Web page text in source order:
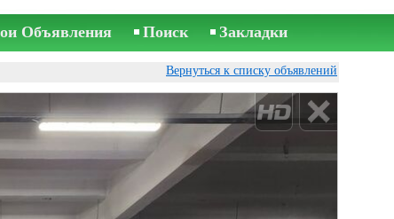
Объявления Поиск Закладки
Вернуться к списку объявлений